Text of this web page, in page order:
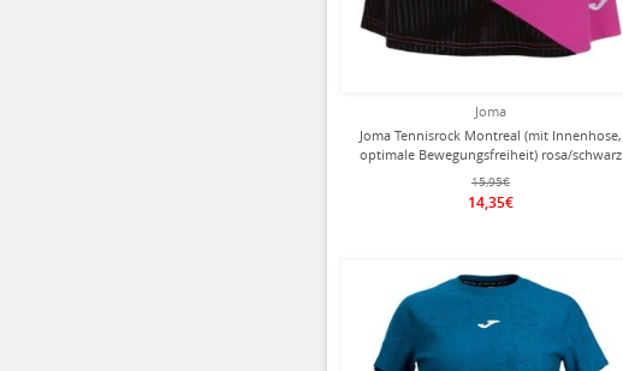
Joma
Joma Tennisrock Montreal (mit Innenhose,
optimale Bewegungsfreiheit) rosa/schwarz
15,95€
14,35€